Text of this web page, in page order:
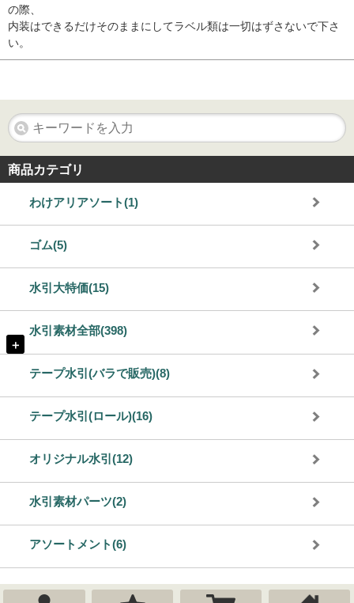
の際、
内装はできるだけそのままにしてラベル類は一切はずさないで下さ
い。
商品カテゴリ
わけアリアソート(1)
ゴム(5)
水引大特価(15)
＋
水引素材全部(398)
テープ水引(バラで販売)(8)
テープ水引(ロール)(16)
オリジナル水引(12)
水引素材パーツ(2)
アソートメント(6)